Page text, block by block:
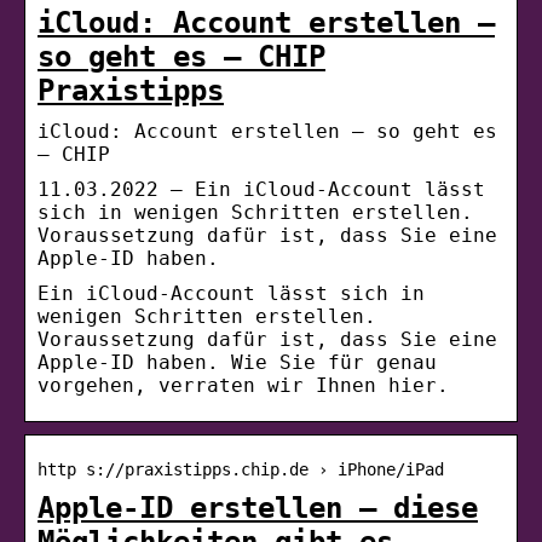
iCloud: Account erstellen –
so geht es – CHIP
Praxistipps
iCloud: Account erstellen – so geht es
– CHIP
11.03.2022 — Ein iCloud-Account lässt
sich in wenigen Schritten erstellen.
Voraussetzung dafür ist, dass Sie eine
Apple-ID haben.
Ein iCloud-Account lässt sich in
wenigen Schritten erstellen.
Voraussetzung dafür ist, dass Sie eine
Apple-ID haben. Wie Sie für genau
vorgehen, verraten wir Ihnen hier.
http s://praxistipps.chip.de › iPhone/iPad
Apple-ID erstellen – diese